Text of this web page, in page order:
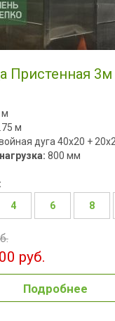
Пристенная
м
м
дуга 40х20 +
800 мм
4 6 8
руб.
Подробнее